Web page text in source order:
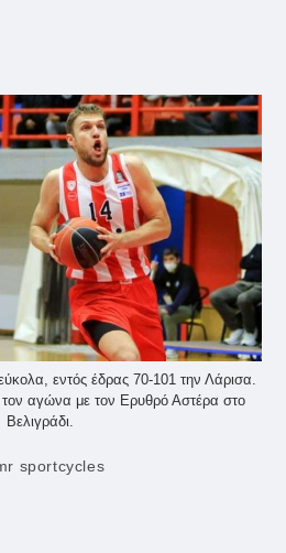
εντός έδρας 70-101 την Λάρισα.
τον αγώνα με τον Ερυθρό Αστέρα στο
Βελιγράδι.
sportcycles